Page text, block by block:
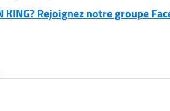
KING? Rejoignez notre groupe